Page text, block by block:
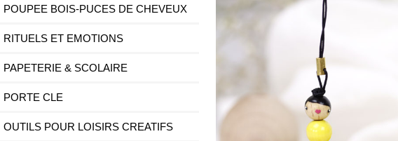
POUPEE BOIS-PUCES DE CHEVEUX
RITUELS ET EMOTIONS
PAPETERIE & SCOLAIRE
PORTE CLE
OUTILS POUR LOISIRS CREATIFS